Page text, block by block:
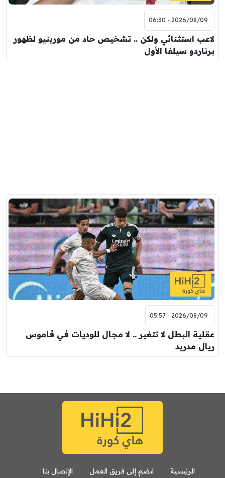
2026/08/09 - 06:30
لاعب استثنائي ولكن .. تشخيص حاد من مورينيو لظهور
برناردو سيلفا الأول
2026/08/09 - 05:57
عقلية البطل لا تتغير .. لا مجال للوديات في قاموس
ريال مدريد
الرئيسية انضم إلى فريق العمل الإتصال بنا